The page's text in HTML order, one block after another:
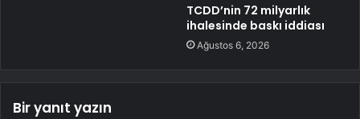
TCDD’nin 72 milyarlık
ihalesinde baskı iddiası
Ağustos 6, 2026
Bir yanıt yazın